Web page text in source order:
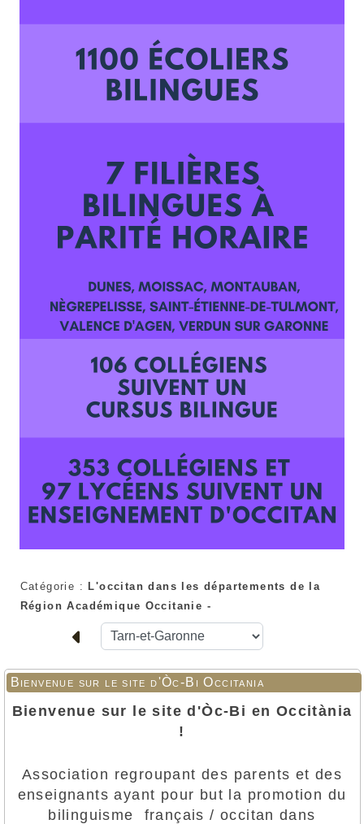
Catégorie : L'occitan dans les départements de la
Région Académique Occitanie -
Bienvenue sur le site d'Òc-Bi Occitania
Bienvenue sur le site d'Òc-Bi en Occitània
!
Association regroupant des parents et des
enseignantsayant pour but la promotion du
bilinguisme français / occitan dans